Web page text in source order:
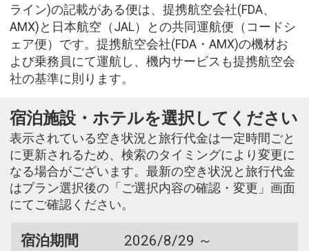
ライン)の記載がある便は、提携航空会社(FDA、
AMX)と日本航空（JAL）との共同運航便（コードシ
ェア便）です。提携航空会社(FDA・AMX)の機材お
よび乗務員にて運航し、機内サービスも提携航空会
社の基準に則ります。
宿泊施設・ホテルを選択してください
表示されている空き状況と旅行代金は一定時間ごと
に更新されるため、検索のタイミングにより変更に
なる場合がございます。最新の空き状況と旅行代金
はプラン選択後の「ご選択内容の確認・変更」画面
にてご確認ください。
宿泊期間
2026/8/29 ～